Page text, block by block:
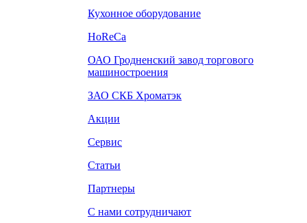
Кухонное оборудование
HoReCa
ОАО Гродненский завод торгового
машиностроения
ЗАО СКБ Хроматэк
Акции
Сервис
Статьи
Партнеры
С нами сотрудничают